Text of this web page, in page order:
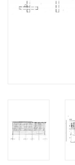
MODELBOUWER